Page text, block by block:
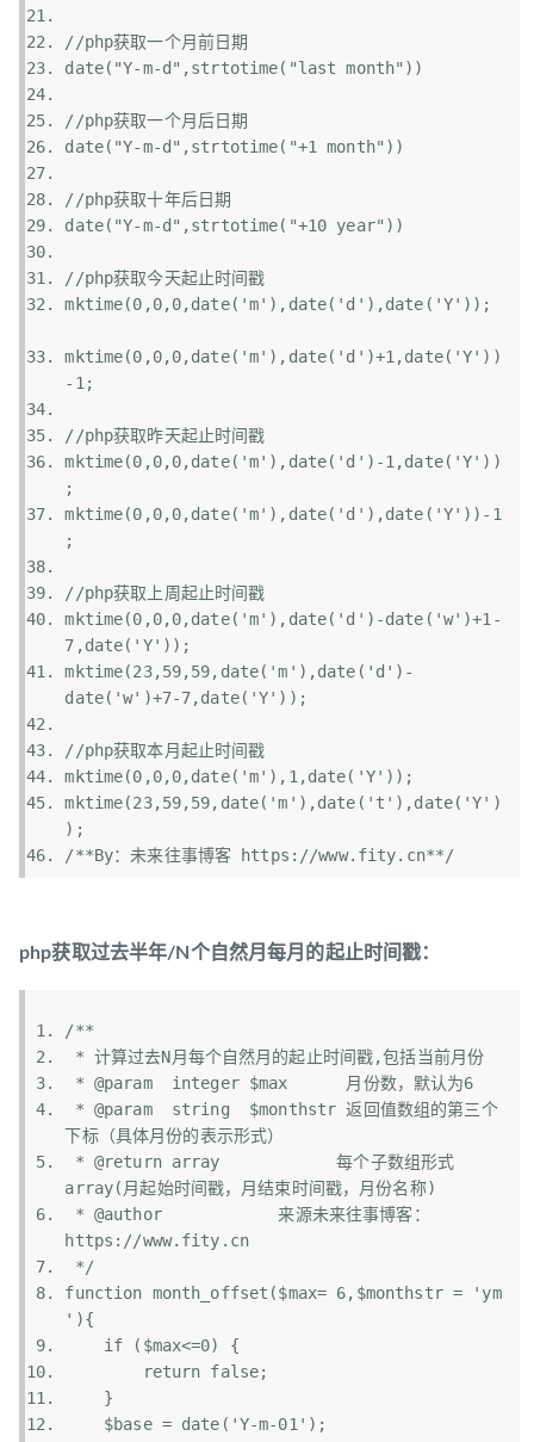
//php获取一个月前日期
date( "Y-m-d" ,strtotime( "last month" ))
//php获取一个月后日期
date( "Y-m-d" ,strtotime( "+1 month" ))
//php获取十年后日期
date( "Y-m-d" ,strtotime( "+10 year" ))
//php获取今天起止时间戳
mktime(0,0,0,date( 'm' ), date( 'd' ),date ( 'Y' ));
mktime(0,0,0,date( 'm' ), date( 'd' )+1,date( 'Y' ))
-1;
//php获取昨天起止时间戳
mktime(0,0,0,date( 'm' ), date( 'd' )-1,date( 'Y' ))
;
mktime(0,0,0,date( 'm' ), date( 'd' ),date ( 'Y' ))-1
;
//php获取上周起止时间戳
mktime(0,0,0,date( 'm' ), date( 'd' )-date ( 'w' )+1-
7,date( 'Y' ));
mktime(23,59,59, date( 'm' ),date ( 'd' )-
date( 'w' )+7-7,date( 'Y' ));
//php获取本月起止时间戳
mktime(0,0,0,date( 'm' ),1,date( 'Y' ));
mktime(23,59,59, date( 'm' ),date ( 't' ),date( 'Y' )
);
/**By：未来往事博客 https://www.fity.cn**/
php获取过去半年/N个自然月每月的起止时间戳：
/**
* 计算过去N月每个自然月的起止时间戳,包括当前月份
* @param  integer $max      月份数，默认为6
* @param  string  $monthstr 返回值数组的第三个
下标（具体月份的表示形式）
* @return array            每个子数组形式
array(月起始时间戳，月结束时间戳，月份名称)
* @author            来源未来往事博客：
https://www.fity.cn
*/
function month_offset($max= 6, $monthstr =
'ym
' ){
if ( $max<=0) {
return false;
}
$base = date ( 'Y-m-01' );